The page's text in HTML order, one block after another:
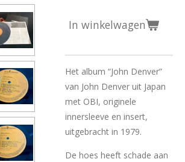
In winkelwagen
Het album “John Denver”
van John Denver uit Japan
met OBI, originele
innersleeve en insert,
uitgebracht in 1979.
De hoes heeft schade aan